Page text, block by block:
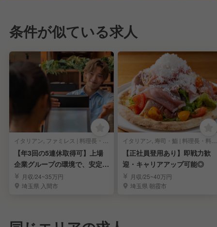
条件が似ている求人
イタリアン, ファミレス | 料理長・料理長候補
【年3回の5連休取得可】上場
企業グループの環境で、安定し
たキャリアアップ！
月収/24~35万円
埼玉県 入間市
イタリアン, 寿司・鮨 | 料理長・料理長候補
【正社員登用あり】即戦力歓
迎・キャリアアップ可能◎
月収/25~40万円
埼玉県 朝霞市